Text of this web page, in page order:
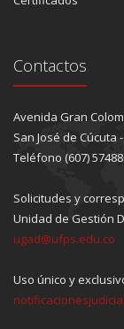
Contactos
Avenida Gran
San José de Cúcuta
Teléfono (607)
Solicitudes y
Unidad de Gestión
ugad@ufps.edu.co
Uso único y